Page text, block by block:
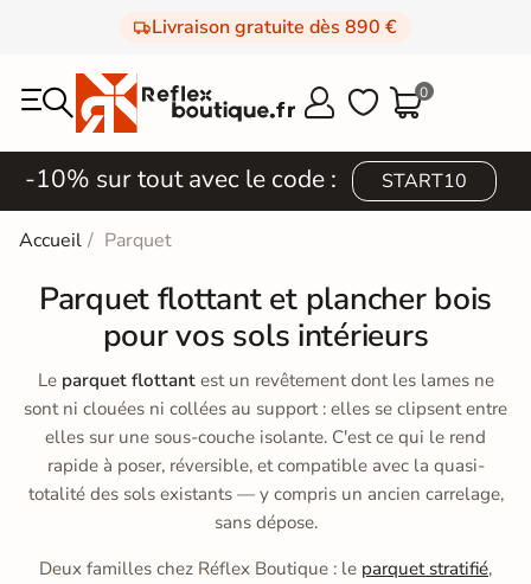
Livraison gratuite dès 890 €
  0
-10% sur tout avec le code : START10
Accueil Parquet
Parquet flottant et plancher bois
pour vos sols intérieurs
Le parquet flottantest un revêtement dont les lames ne
sont ni clouées ni collées au support : elles se clipsent entre
elles sur une sous-couche isolante. C'est ce qui le rend
rapide à poser, réversible, et compatible avec la quasi-
totalité des sols existants — y compris un ancien carrelage,
sans dépose.
Deux familles chez Réflex Boutique : le parquet stratifié,